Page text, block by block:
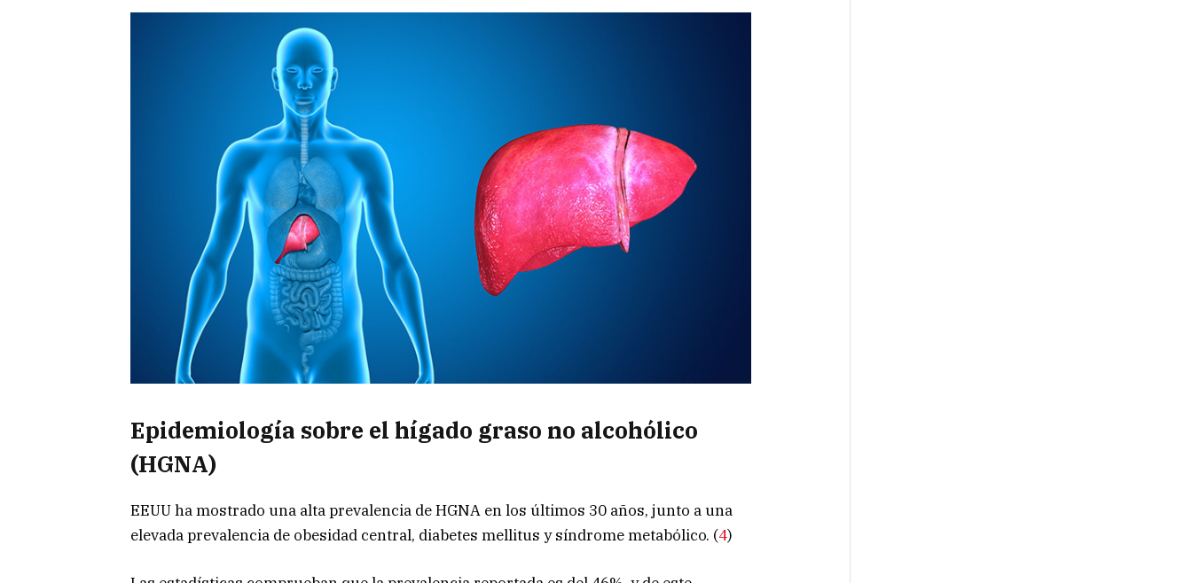
Epidemiología sobre el hígado graso no alcohólico
(HGNA)
EEUU ha mostrado una alta prevalencia de HGNA en los últimos 30 años, junto a una
elevada prevalencia de obesidad central, diabetes mellitus y síndrome metabólico. (4)